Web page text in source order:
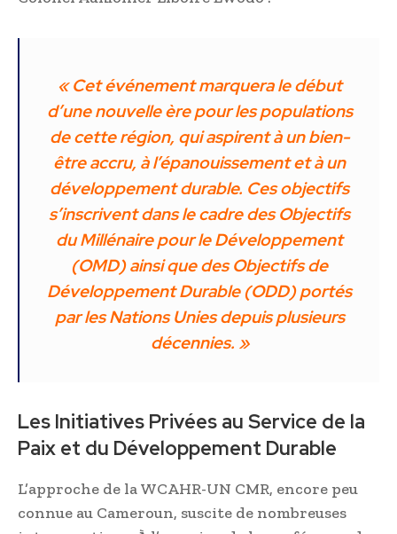
« Cet événement marquera le début
d’une nouvelle ère pour les populations
de cette région, qui aspirent à un bien-
être accru, à l’épanouissement et à un
développement durable. Ces objectifs
s’inscrivent dans le cadre des Objectifs
du Millénaire pour le Développement
(OMD) ainsi que des Objectifs de
Développement Durable (ODD) portés
par les Nations Unies depuis plusieurs
décennies. »
Les Initiatives Privées au Service de la
Paix et du Développement Durable
L’approche de la WCAHR-UN CMR, encore peu
connue au Cameroun, suscite de nombreuses